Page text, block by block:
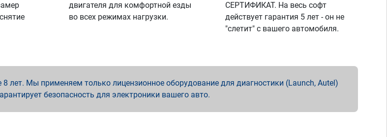
двигателя для комфортной езды
во всех режимах нагрузки.
СЕРТИФИКАТ. На весь софт
действует гарантия 5 лет - он не
"слетит" с вашего автомобиля.
Мы применяем только лицензионное оборудование для диагностики (Launch, Autel)
безопасность для электроники вашего авто.